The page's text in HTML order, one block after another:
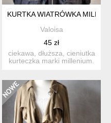
TEDDY SHAGGY Z
KURTKA WIATRÓWKA
Valoisa
45 zł
ciekawa, dłuższa, cieniutka
kurteczka marki millenium.